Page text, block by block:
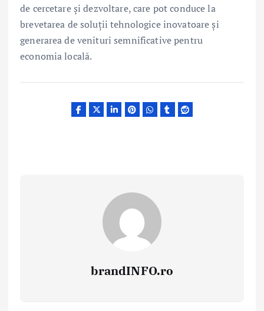
de cercetare și dezvoltare, care pot conduce la
brevetarea de soluții tehnologice inovatoare și
generarea de venituri semnificative pentru
economia locală.
brandINFO.ro